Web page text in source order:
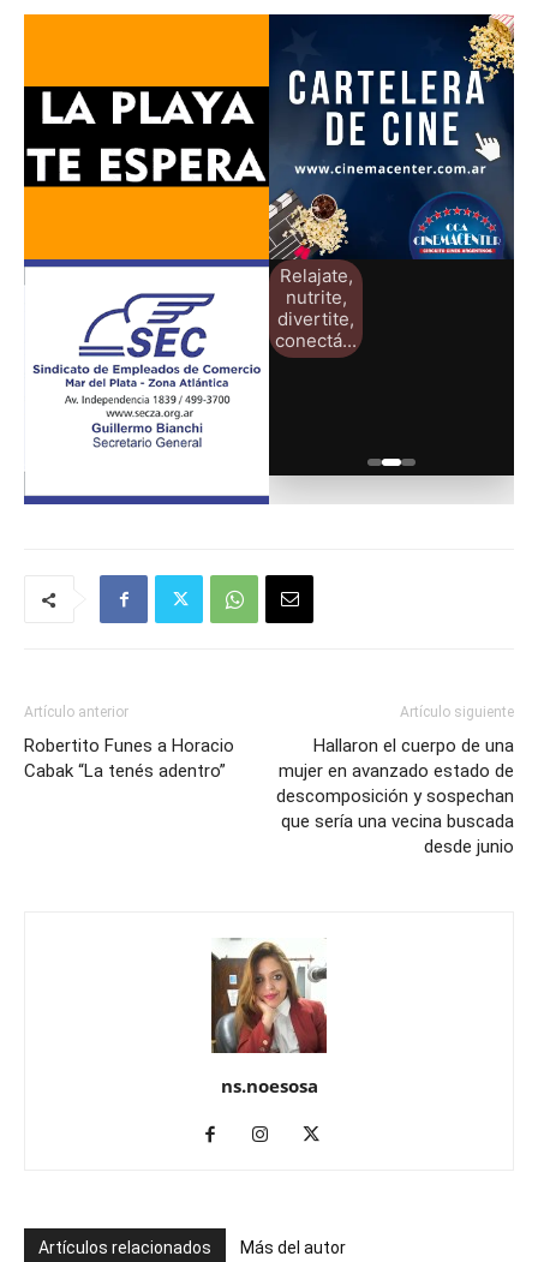
Relajate,
nutrite,
divertite,
conectá...
Artículo anterior
Robertito Funes a Horacio
Cabak “La tenés adentro”
Artículo siguiente
Hallaron el cuerpo de una
mujer en avanzado estado de
descomposición y sospechan
que sería una vecina buscada
desde junio
ns.noesosa
Artículos relacionados Más del autor